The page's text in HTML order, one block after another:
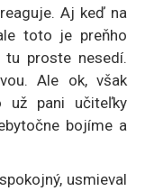
Aj keď na
toto je preňho
tu proste nesedí.
Ale ok, však
už pani učiteľky
bojíme a
usmieval